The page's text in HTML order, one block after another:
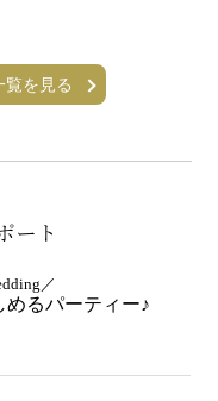
覧を見る
ート
／
るパーティー♪